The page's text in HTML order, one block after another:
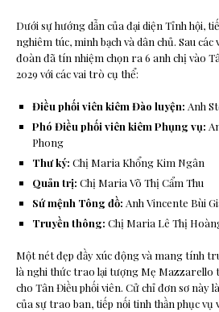
Dưới sự hướng dẫn của đại diện Tỉnh hội,
nghiêm túc, minh bạch và dân chủ. Sau
đoàn đã tín nhiệm chọn ra 6 anh chị vào
2029 với các vai trò cụ thể:
Điều phối viên kiêm Đào luyện: Anh
Phó Điều phối viên kiêm Phụng vụ:
Phong
Thư ký: Chị Maria Khổng Kim Ngân
Quản trị: Chị Maria Võ Thị Cẩm Thu
Sứ mệnh Tông đồ: Anh Vincente Bùi
Truyền thông: Chị Maria Lê Thị
Một nét đẹp đầy xúc động và mang tính
là nghi thức trao lại tượng Mẹ Mazzarello
cho Tân Điều phối viên. Cử chỉ đơn sơ này
của sự trao ban, tiếp nối tinh thần phục vụ